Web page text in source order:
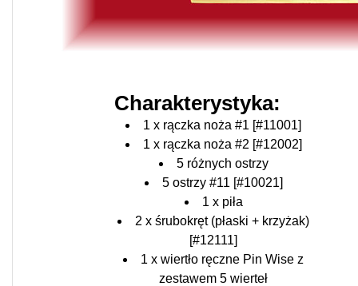
Charakterystyka:
1 x rączka noża #1 [#11001]
1 x rączka noża #2 [#12002]
5 różnych ostrzy
5 ostrzy #11 [#10021]
1 x piła
2 x śrubokręt (płaski + krzyżak)
[#12111]
1 x wiertło ręczne Pin Wise z
zestawem 5 wierteł